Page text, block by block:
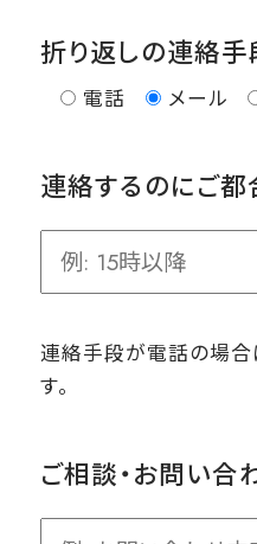
折り返しの連絡手
電話 メール
連絡するのにご
連絡手段が電話の場合
す。
ご相談・お問い合